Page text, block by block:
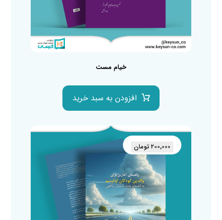
خیام مست
افزودن به سبد خرید
۲۰۰,۰۰۰ تومان